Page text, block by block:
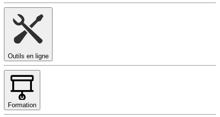
Outils en ligne
Formation